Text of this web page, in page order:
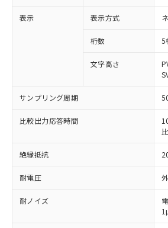
表示 表示方式
桁数 5
文字高さ
サンプリング周期
比較出力応答時間
絶縁抵抗
耐電圧
耐ノイズ
記載している更新日時点
タに基づき作成される
覧された時点での実際
準価格とは異なる場合
正式な納期状況および
様のお取引先、または
ムロン制御機器販売店
ご相談ください。
オムロン制御機器販売
点は「
販売ネットワーク
在庫状況および標準価
事前の承諾なく第三者
示しないようお願いしま
マイパーツ機能（部品
ビス）をご利用いただ
メンバーズにご登録され
鉛(Pb) 1000ppm以下、 水銀(Hg)
六価クロム(Cr(Ⅵ)) 1000ppm以下、ポ
類(PBB) 1000ppm以下、ポリ臭化ジフ
(PBDE) 1000ppm以下、フタル酸ビス
ル) (DEHP)(別名：DOP) 1000ppm以
ルベンジル（BBP） 1000ppm以下、
（DBP） 1000ppm以下、フタル酸ジ
但し、RoHS指令で産業用監視および制
フタル酸エステル類の４物質について
図的な使用がないことを確認していま
※2 対応予定月
部品在庫の切り替え状況など
月が前後することがあります。
*中国RoHS10物質の基準値 (GB/
Pb(鉛) :1000ppm、 Hg(水銀) :
ム) : 100ppm、
Cr(Ⅵ)(六価クロム) : 1000ppm、
ニル類) : 1000ppm、 PBDEs(ポリ臭化
ル類) : 1000ppm、
DBP(フタル酸ジブチル) : 1000ppm、
イソブチル) : 1000ppm、 BBP(フタル
DEHP(フタル酸ビス(2-エチルヘキシル
「ｅ」：有害物質（10物質）
「10」：通常の使用状況下に
質が外部に漏えいし、環境に
及ぼさない年数を意味します。
「－」：未確認です。当社販
国政府の輸出許可(また
可)を取得するなどの必
当社は規制貨物を破棄
全に破砕するなど、違
いよう必要な手段を講じ
当社は貴社製品を、核兵
ル、化学兵器、生物兵
武器並びにこれらの製造
場合は、上記1、2およ
該第三者に通知します
法に輸出するおそれが
り引きをいたしません。
説明
一定数以上の在庫あ
一定数には満たな
在庫なし(最新の在
いては、お客様の
たはお客様担当のオ
機器販売店・当社
受注生産機種、ま
情報を公開していな